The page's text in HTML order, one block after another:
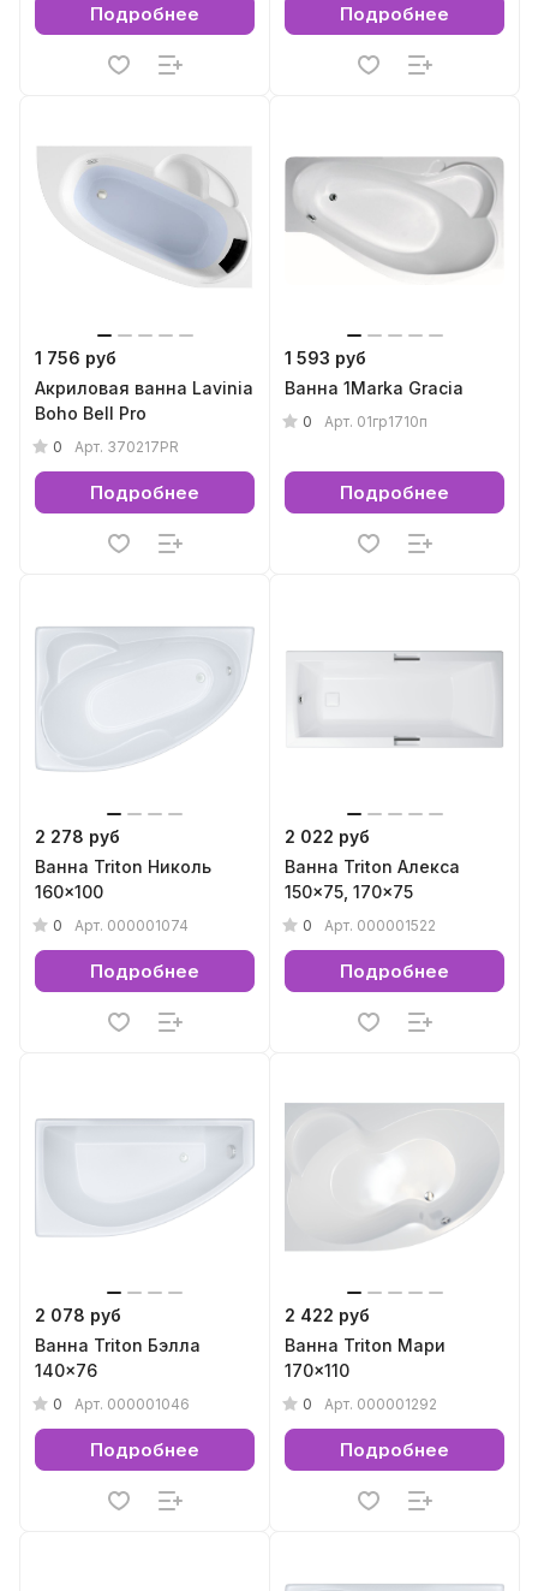
Подробнее Подробнее
1 756 руб
Акриловая ванна Lavinia
Boho Bell Pro
0 Арт. 370217PR
Подробнее
1 593 руб
Ванна 1Marka Gracia
0 Арт. 01гр1710п
Подробнее
2 278 руб
Ванна Triton Николь
160x100
0 Арт. 000001074
Подробнее
2 022 руб
Ванна Triton Алекса
150x75, 170x75
0 Арт. 000001522
Подробнее
2 078 руб
Ванна Triton Бэлла
140x76
0 Арт. 000001046
Подробнее
2 422 руб
Ванна Triton Мари
170x110
0 Арт. 000001292
Подробнее